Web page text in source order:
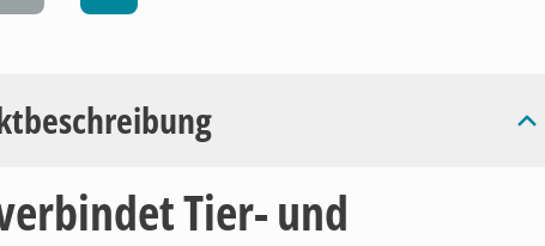
Tier- und